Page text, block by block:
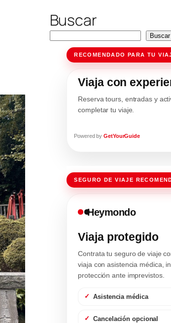
Buscar
Buscar
RECOMENDADO PARA TU
Viaja con
Reserva tours, entradas y
completar tu viaje.
Powered byGetYourGuide
SEGURO DE VIAJE
Heymondo
Viaja protegido
Contrata tu seguro de viaje
viaja con asistencia médica,
protección ante imprevistos.
Asistencia médica
Cancelación opcional